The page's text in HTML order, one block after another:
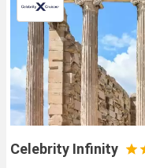
Ports
Celebrity Infinity